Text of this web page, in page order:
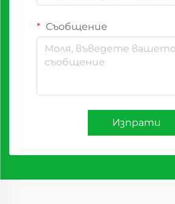
Съобщение
Изпрати